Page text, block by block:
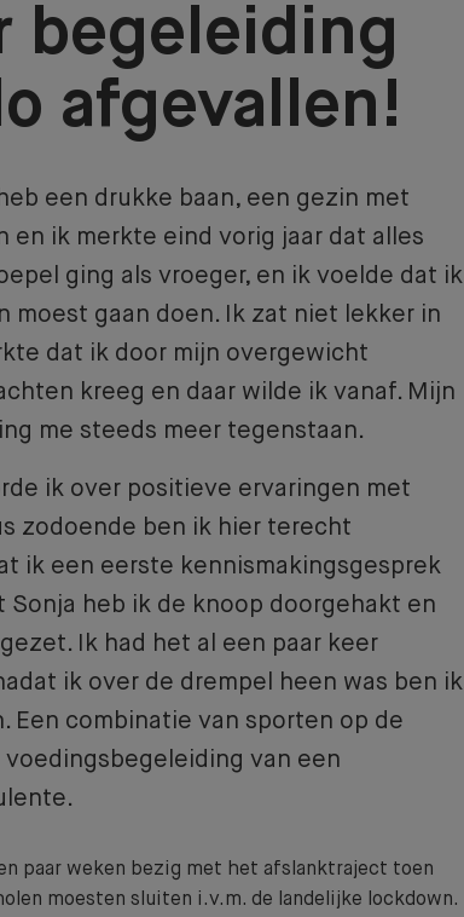
begeleiding
afgevallen!
heb een drukke baan, een gezin met
en ik merkte eind vorig jaar dat alles
ging als vroeger, en ik voelde dat ik
moest gaan doen. Ik zat niet lekker in
dat ik door mijn overgewicht
kreeg en daar wilde ik vanaf. Mijn
me steeds meer tegenstaan.
ik over positieve ervaringen met
zodoende ben ik hier terecht
ik een eerste kennismakingsgesprek
Sonja heb ik de knoop doorgehakt en
Ik had het al een paar keer
ik over de drempel heen was ben ik
Een combinatie van sporten op de
voedingsbegeleiding van een
paar weken bezig met het afslanktraject toen
moesten sluiten i.v.m. de landelijke lockdown.